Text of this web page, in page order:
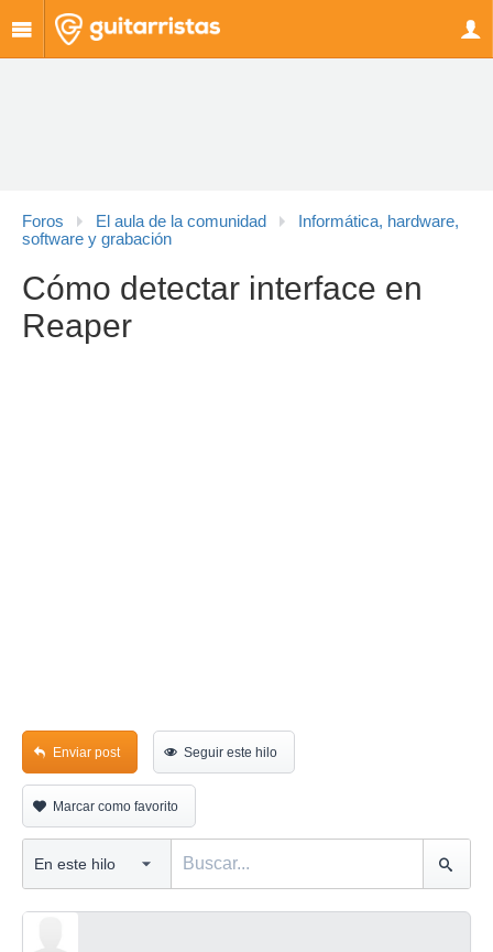
Foros El aula de la comunidad
Informática, hardware,
software y grabación
Cómo detectar interface en
Reaper
Enviar post Seguir este hilo
Marcar como favorito